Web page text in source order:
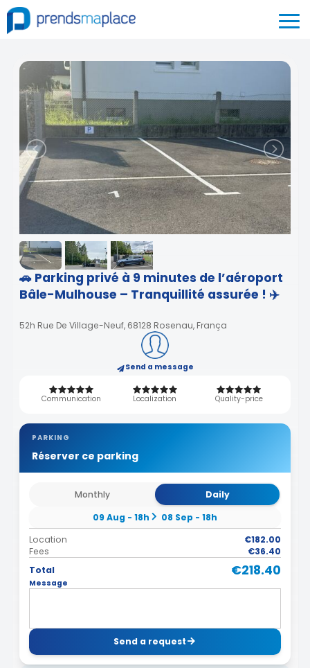
🚗 Parking privé à 9 minutes de l’aéroport
Bâle-Mulhouse – Tranquillité assurée ! ✈️
52h Rue De Village-Neuf, 68128 Rosenau, França
Send a message
Communication Localization Quality-price
PARKING
Réserver ce parking
Monthly
Daily
09 Aug - 18h
08 Sep - 18h
Location
€182.00
Fees
€36.40
Total
€218.40
Message
Send a request